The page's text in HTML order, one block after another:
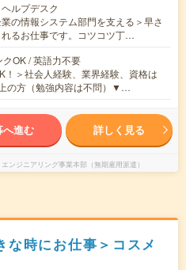
ルプデスク
の情報システム部門を支える＞早さ
るお仕事です。コツコツ丁…
OK / 英語力不要
！＞社会人経験、業界経験、資格は
の方（勉強内容は不問）▼…
へ進む 詳しく見る
ンジニアリング事業本部（無期雇用派遣）
な時にお仕事＞コスメ